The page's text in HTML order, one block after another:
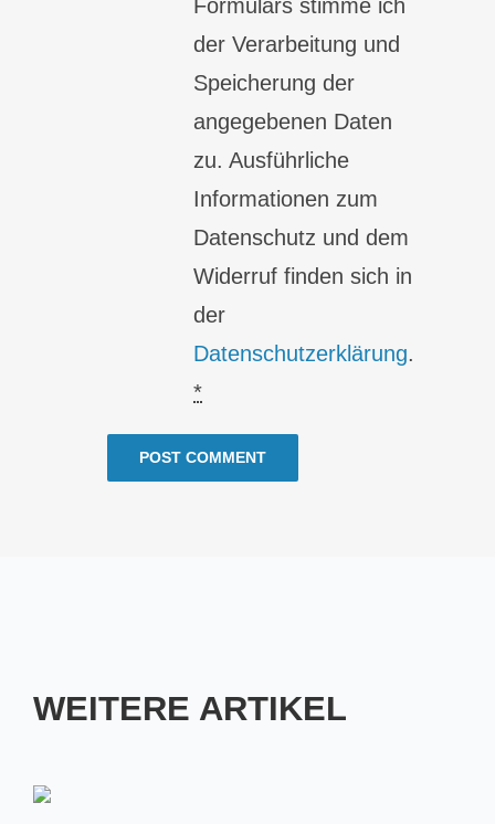
Formulars stimme ich
der Verarbeitung und
Speicherung der
angegebenen Daten
zu. Ausführliche
Informationen zum
Datenschutz und dem
Widerruf finden sich in
der
Datenschutzerklärung.
*
WEITERE ARTIKEL